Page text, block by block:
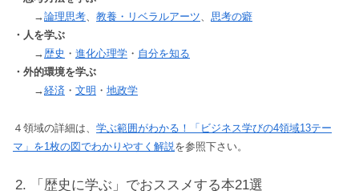
→論理思考、 教養・リベラルアーツ、 思考の癖
・人を学ぶ
→歴史 ・ 進化心理学 ・ 自分を知る
・外的環境を学ぶ
→経済 ・ 文明 ・ 地政学
４領域の詳細は、 学ぶ範囲がわかる！「ビジネス学びの4領域13テー
マ」を1枚の図でわかりやすく解説 を参照下さい。
「歴史に学ぶ」でおススメする本21選